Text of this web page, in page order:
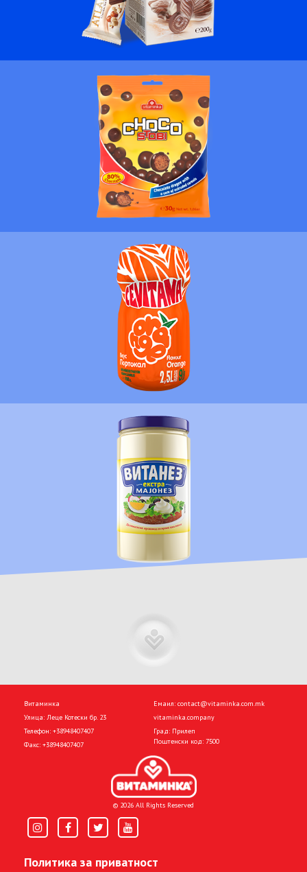
ПОВЕЌЕ
ПОВЕЌЕ
ПОВЕЌЕ
Витаминка
Улица: Леце Котески бр. 23
Телефон: +38948407407
Факс: +38948407407
Емаил: contact@vitaminka.com.mk
vitaminka.company
Град: Прилеп
Поштенски код: 7500
© 2026 All Rights Reserved
Политика за приватност